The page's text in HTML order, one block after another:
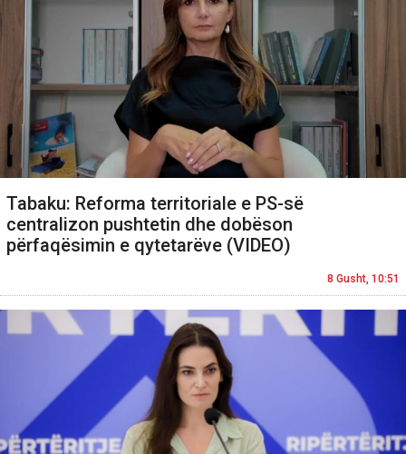
Tabaku: Reforma territoriale e PS-së
centralizon pushtetin dhe dobëson
përfaqësimin e qytetarëve (VIDEO)
8 Gusht, 10:51